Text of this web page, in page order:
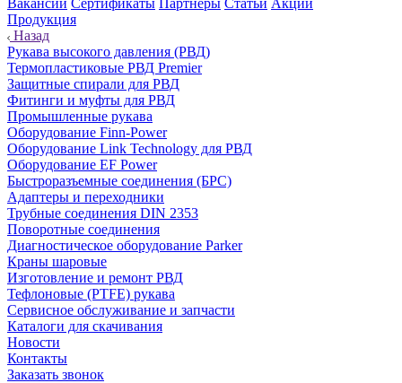
Вакансии Сертификаты Партнеры Статьи Акции
Продукция
Назад
Рукава высокого давления (РВД)
Термопластиковые РВД Premier
Защитные спирали для РВД
Фитинги и муфты для РВД
Промышленные рукава
Оборудование Finn-Power
Оборудование Link Technology для РВД
Оборудование EF Power
Быстроразъемные соединения (БРС)
Адаптеры и переходники
Трубные соединения DIN 2353
Поворотные соединения
Диагностическое оборудование Parker
Краны шаровые
Изготовление и ремонт РВД
Тефлоновые (PTFE) рукава
Сервисное обслуживание и запчасти
Каталоги для скачивания
Новости
Контакты
Заказать звонок